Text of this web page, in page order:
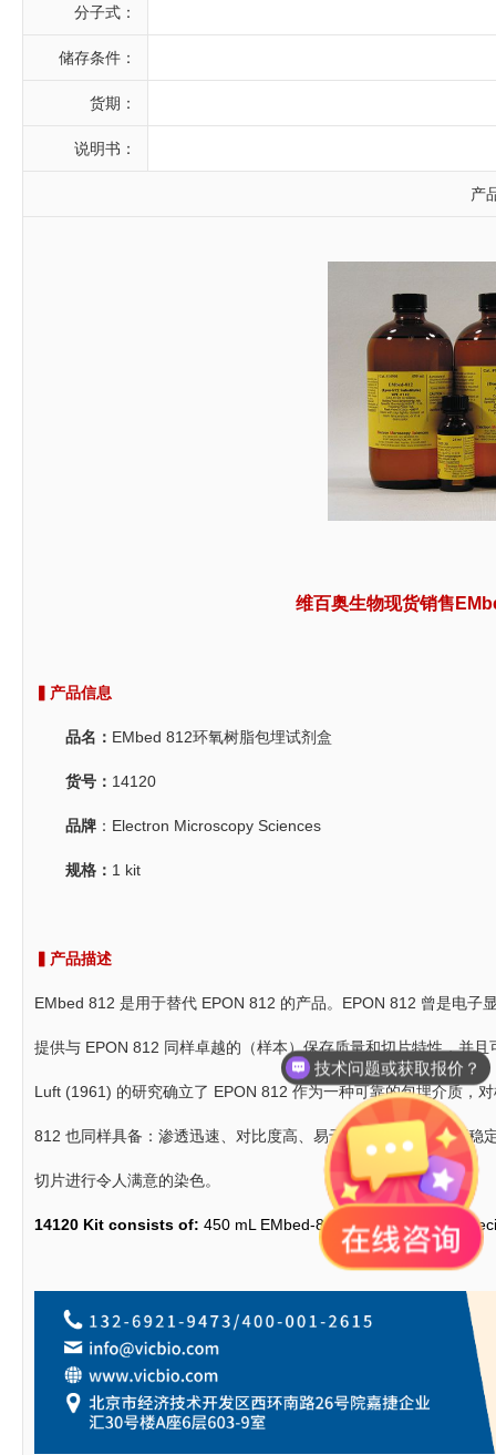
分子式：
储存条件：
货期：
说明书：
产
维百奥生物现货销售
▍产品信息
品名： EMbed 812环氧树脂包埋试剂盒
货号： 14120
品牌 ：Electron Microscopy Sciences
规格： 1 kit
产品描述
EMbed 812 是用于替代 EPON 812 的产品。EPON 812 曾是电
提供与 EPON 812 同样卓越的（样本）保存质量和切片特性，并
Luft (1961) 的研究确立了 EPON 812 作为一种可靠的包埋介质，
812 也同样具备：渗透迅速、对比度高、易于切片、在电子束下
切片进行令人满意的染色。
14120 Kit consists of: 450 mL EMbed-812; 450 mL DDSA;
技术问题或获取报价？